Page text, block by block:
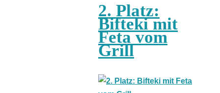
2. Platz:
Bifteki mit
Feta vom
Grill